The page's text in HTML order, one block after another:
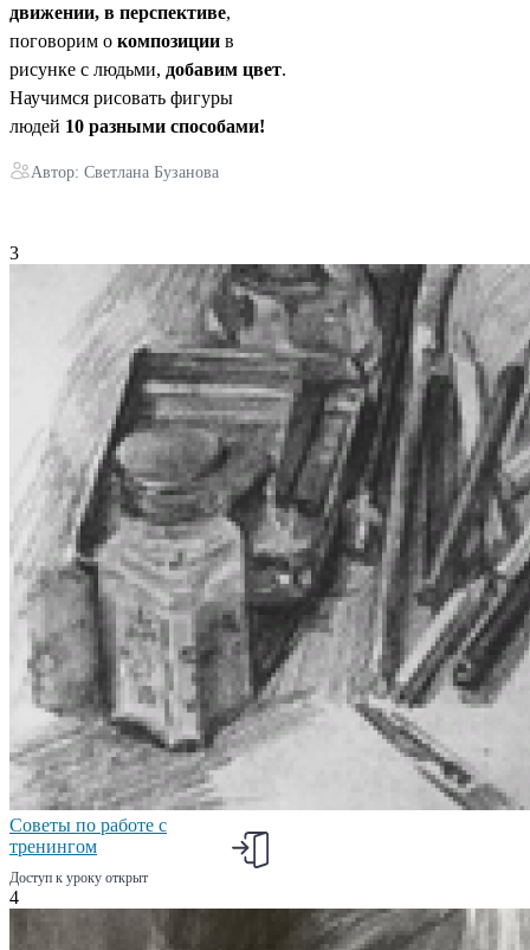
движении, в перспективе,
поговорим о композиции в
рисунке с людьми, добавим цвет.
Научимся рисовать фигуры
людей 10 разными способами!
Автор: Светлана Бузанова
3
Советы по работе с
тренингом
Доступ к уроку открыт
4